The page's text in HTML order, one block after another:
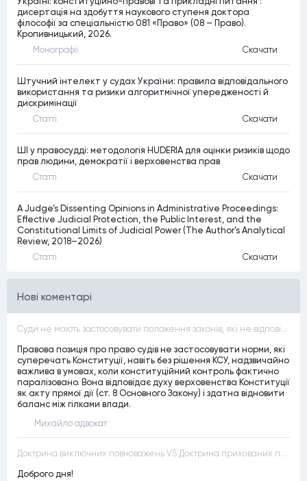
дисертація на здобуття наукового ступеня доктора
філософії за спеціальністю 081 «Право» (08 – Право).
Кропивницький, 2026.
Монографiї Скачати
Штучний інтелект у судах України: правила відповідального
використання та ризики алгоритмічної упередженості й
дискримінації
Статтi Скачати
ШІ у правосудді: методологія HUDERIA для оцінки ризиків щодо
прав людини, демократії і верховенства прав
Статтi Скачати
A Judge’s Dissenting Opinions in Administrative Proceedings:
Effective Judicial Protection, the Public Interest, and the
Constitutional Limits of Judicial Power (The Author’s Analytical
Review, 2018–2026)
Статтi Скачати
Нові коментарі
Суди не мають застосовувати положення законів, які не відповідають Конституції, незалежно від того, чи визнавалися вони Конституційним Судом України неконституційними, тобто закони, що суперечать Конституції України не можуть застосовуватися навіть у випадках, коли вони є чинними
Правова позиція про право судів не застосовувати норми, які
суперечать Конституції, навіть без рішення КСУ, надзвичайно
важлива в умовах, коли конституційний контроль фактично
паралізовано. Вона відповідає духу верховенства Конституції
як акту прямої дії (ст. 8 Основного Закону) і здатна відновити
баланс між гілками влади.
Михайло адвокат
Доктрина виключних повноважень VS Доктрина прихованих повноважень
Доброго дня!